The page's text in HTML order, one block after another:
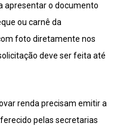
apresentar o documento
ou carnê da
foto diretamente nos
deve ser feita até
renda precisam emitir a
pelas secretarias